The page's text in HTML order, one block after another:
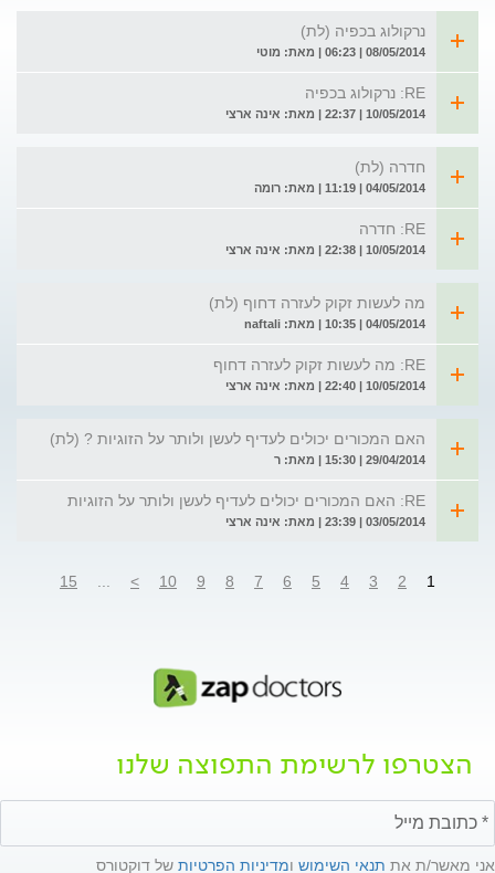
נרקולוג בכפיה (לת)
08/05/2014 | 06:23 | מאת: מוטי
RE: נרקולוג בכפיה
10/05/2014 | 22:37 | מאת: אינה ארצי
חדרה (לת)
04/05/2014 | 11:19 | מאת: רומה
RE: חדרה
10/05/2014 | 22:38 | מאת: אינה ארצי
מה לעשות זקוק לעזרה דחוף (לת)
04/05/2014 | 10:35 | מאת: naftali
RE: מה לעשות זקוק לעזרה דחוף
10/05/2014 | 22:40 | מאת: אינה ארצי
האם המכורים יכולים לעדיף לעשן ולותר על הזוגיות ? (לת)
29/04/2014 | 15:30 | מאת: ר
RE: האם המכורים יכולים לעדיף לעשן ולותר על הזוגיות
03/05/2014 | 23:39 | מאת: אינה ארצי
1
2
3
4
5
6
7
8
9
10
>
15
הצטרפו לרשימת התפוצה שלנו
אני מאשר/ת את תנאי השימוש ומדיניות הפרטיות של דוקטורס